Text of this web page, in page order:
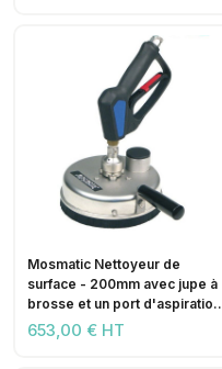
Mosmatic Nettoyeur de
surface - 200mm avec jupe à
brosse et un port d'aspiration
2x buses - 275 bar
653,00 € HT